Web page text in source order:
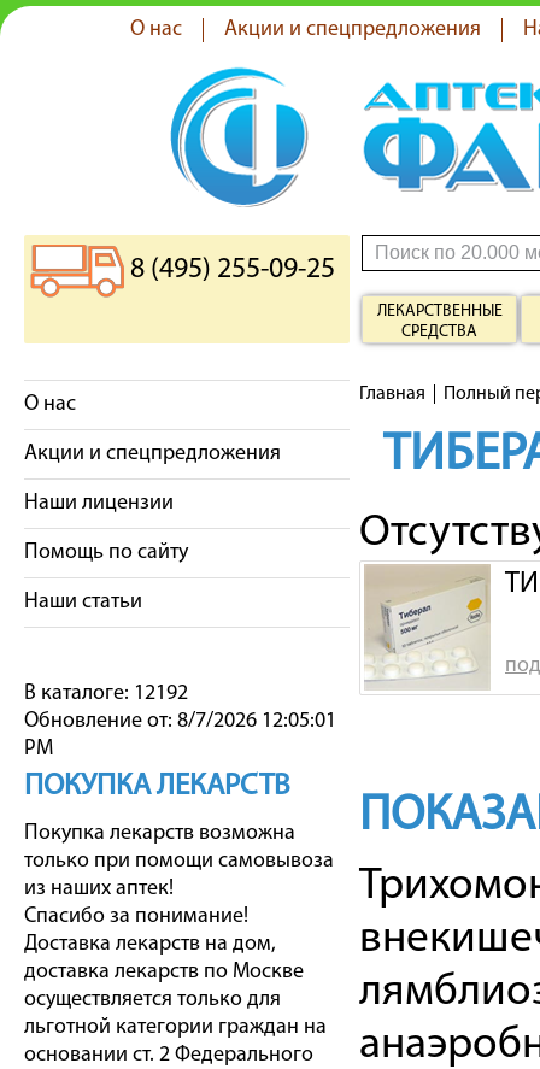
О нас Акции и спецпредложения
8 (495) 255-09-25
ЛЕКАРСТВЕННЫЕ
СРЕДСТВА
О нас
Акции и спецпредложения
Наши лицензии
Помощь по сайту
Наши статьи
В каталоге: 12192
Обновление от: 8/7/2026 12:05:01
PM
ПОКУПКА ЛЕКАРСТВ
Покупка лекарств возможна
только при помощи самовывоза
из наших аптек!
Спасибо за понимание!
Доставка лекарств на дом,
доставка лекарств по Москве
осуществляется только для
льготной категории граждан на
основании ст. 2 Федерального
Главная Полный